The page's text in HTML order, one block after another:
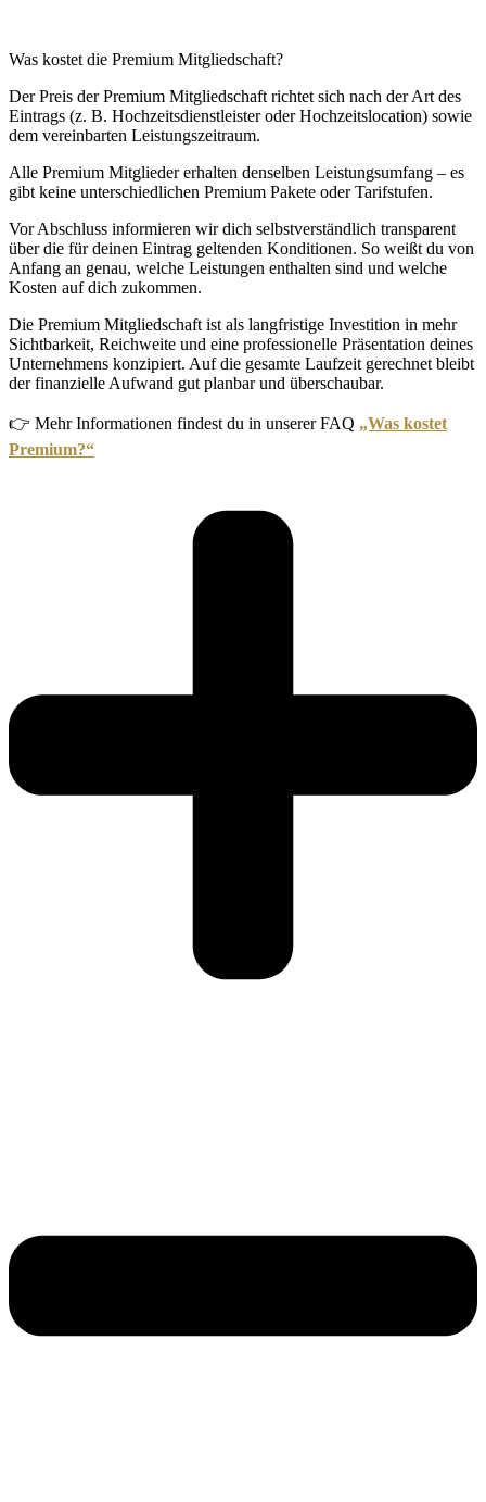
Was kostet die Premium Mitgliedschaft?
Der Preis der Premium Mitgliedschaft richtet sich nach der Art des
Eintrags (z. B. Hochzeitsdienstleister oder Hochzeitslocation) sowie
dem vereinbarten Leistungszeitraum.
Alle Premium Mitglieder erhalten denselben Leistungsumfang – es
gibt keine unterschiedlichen Premium Pakete oder Tarifstufen.
Vor Abschluss informieren wir dich selbstverständlich transparent
über die für deinen Eintrag geltenden Konditionen. So weißt du von
Anfang an genau, welche Leistungen enthalten sind und welche
Kosten auf dich zukommen.
Die Premium Mitgliedschaft ist als langfristige Investition in mehr
Sichtbarkeit, Reichweite und eine professionelle Präsentation deines
Unternehmens konzipiert. Auf die gesamte Laufzeit gerechnet bleibt
der finanzielle Aufwand gut planbar und überschaubar.
👉 Mehr Informationen findest du in unserer FAQ „Was kostet
Premium?“